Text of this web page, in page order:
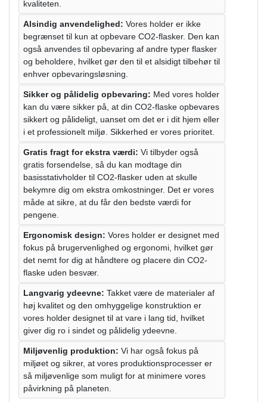
kvaliteten.
Alsindig anvendelighed: Vores holder er ikke
begrænset til kun at opbevare CO2-flasker. Den kan
også anvendes til opbevaring af andre typer flasker
og beholdere, hvilket gør den til et alsidigt tilbehør til
enhver opbevaringsløsning.
Sikker og pålidelig opbevaring: Med vores holder
kan du være sikker på, at din CO2-flaske opbevares
sikkert og pålideligt, uanset om det er i dit hjem eller
i et professionelt miljø. Sikkerhed er vores prioritet.
Gratis fragt for ekstra værdi: Vi tilbyder også
gratis forsendelse, så du kan modtage din
basisstativholder til CO2-flasker uden at skulle
bekymre dig om ekstra omkostninger. Det er vores
måde at sikre, at du får den bedste værdi for
pengene.
Ergonomisk design: Vores holder er designet med
fokus på brugervenlighed og ergonomi, hvilket gør
det nemt for dig at håndtere og placere din CO2-
flaske uden besvær.
Langvarig ydeevne: Takket være de materialer af
høj kvalitet og den omhyggelige konstruktion er
vores holder designet til at vare i lang tid, hvilket
giver dig ro i sindet og pålidelig ydeevne.
Miljøvenlig produktion: Vi har også fokus på
miljøet og sikrer, at vores produktionsprocesser er
så miljøvenlige som muligt for at minimere vores
påvirkning på planeten.